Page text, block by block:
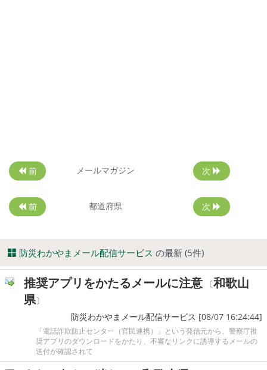
前 メールマガジン 次
前 都道府県 次
防災わかやまメール配信サービス の最新 (5件)
推奨アプリをかたるメールに注意 〔和歌山
県〕
防災わかやまメール配信サービス [08/07 16:24:44]
「電話詐欺防止センター（官民連携）」という発信元から、警察庁推
奨アプリのダウンロードをかたり、不審なリンクに誘導するメールの
送付が確認されて